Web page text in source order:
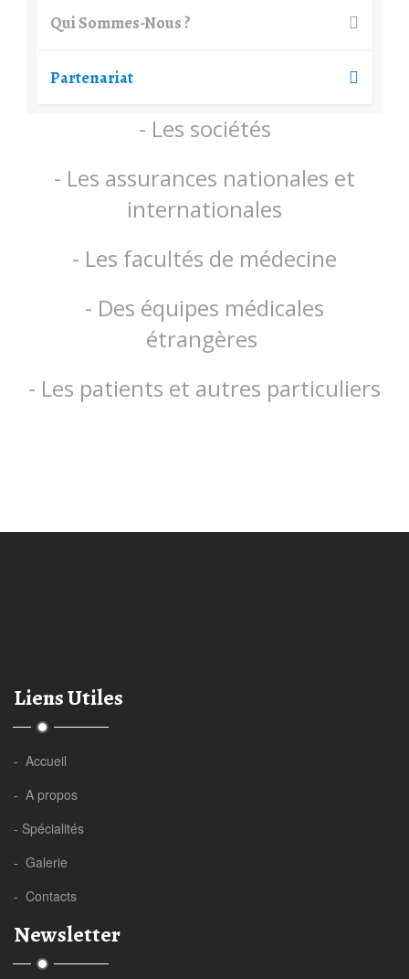
Qui Sommes-Nous ?
Partenariat
- Les sociétés
- Les assurances nationales et
internationales
- Les facultés de médecine
- Des équipes médicales
étrangères
- Les patients et autres particuliers
Liens Utiles
- Accueil
- A propos
- Spécialités
- Galerie
- Contacts
Newsletter